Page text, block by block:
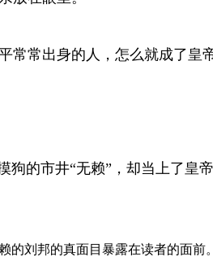
常常出身的人，怎么就成了皇
的市井“无赖”，却当上了皇帝
刘邦的真面目暴露在读者的面前。